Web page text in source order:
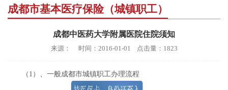
成都市基本医疗保险（城镇职工）
成都中医药大学附属医院住院须知
来源： 时间：2016-01-01 点击量： 1823
（1）、一般成都市城镇职工办理流程